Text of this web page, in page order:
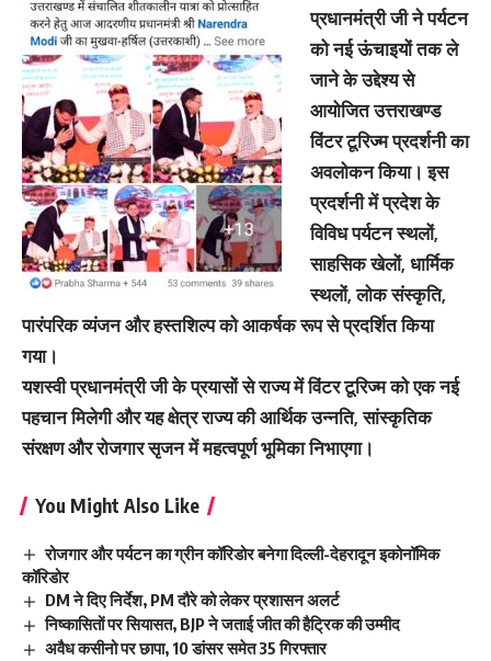
प्रधानमंत्री जी ने पर्यटन
को नई ऊंचाइयों तक ले
जाने के उद्देश्य से
आयोजित उत्तराखण्ड
विंटर टूरिज्म प्रदर्शनी का
अवलोकन किया। इस
प्रदर्शनी में प्रदेश के
विविध पर्यटन स्थलों,
साहसिक खेलों, धार्मिक
स्थलों, लोक संस्कृति,
पारंपरिक व्यंजन और हस्तशिल्प को आकर्षक रूप से प्रदर्शित किया
गया।
यशस्वी प्रधानमंत्री जी के प्रयासों से राज्य में विंटर टूरिज्म को एक नई
पहचान मिलेगी और यह क्षेत्र राज्य की आर्थिक उन्नति, सांस्कृतिक
संरक्षण और रोजगार सृजन में महत्वपूर्ण भूमिका निभाएगा।
You Might Also Like
रोजगार और पर्यटन का ग्रीन कॉरिडोर बनेगा दिल्ली-देहरादून इकोनॉमिक
कॉरिडोर
DM ने दिए निर्देश, PM दौरे को लेकर प्रशासन अलर्ट
निष्कासितों पर सियासत, BJP ने जताई जीत की हैट्रिक की उम्मीद
अवैध कसीनो पर छापा, 10 डांसर समेत 35 गिरफ्तार